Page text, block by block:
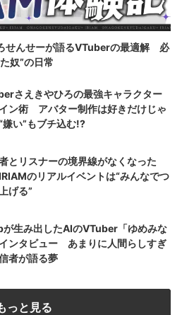
せんせーが語るVTuberの最適解 必
奴”の日常
さえきやひろの最強キャラクター
ン術 アバター制作は好きだけじゃ
嫌い”もブチ込む!?
とリスナーの境界線がなくなった
のリアルイベントは“みんなでつ
げる”
が生み出したAIのVTuber「ゆめみな
ンタビュー あまりに人間らしすぎ
者が語る夢
っと見る